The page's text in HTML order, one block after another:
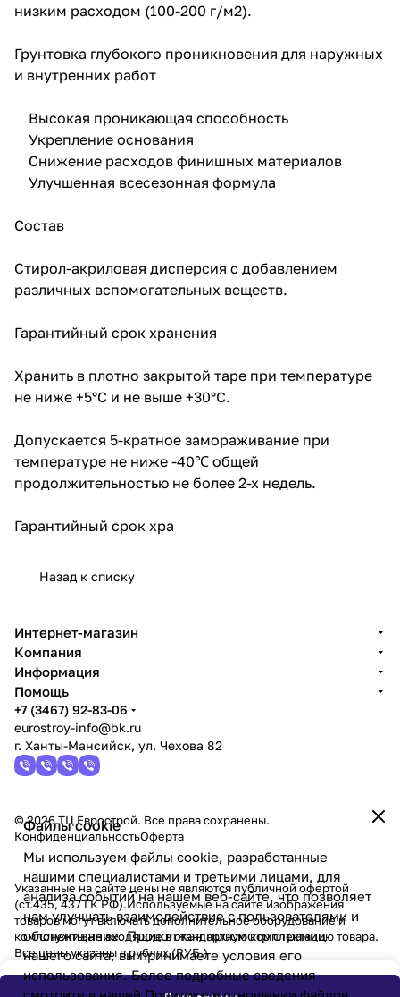
низким расходом (100-200 г/м2).
Грунтовка глубокого проникновения для наружных
и внутренних работ
Высокая проникающая способность
Укрепление основания
Снижение расходов финишных материалов
Улучшенная всесезонная формула
Состав
Стирол-акриловая дисперсия с добавлением
различных вспомогательных веществ.
Гарантийный срок хранения
Хранить в плотно закрытой таре при температуре
не ниже +5°С и не выше +30°С.
Допускается 5-кратное замораживание при
температуре не ниже -40℃ общей
продолжительностью не более 2-х недель.
Гарантийный срок хра
Назад к списку
Файлы cookie
Мы используем файлы cookie, разработанные
нашими специалистами и третьими лицами, для
анализа событий на нашем веб-сайте, что позволяет
нам улучшать взаимодействие с пользователями и
обслуживание. Продолжая просмотр страниц
нашего сайта, вы принимаете условия его
использования. Более подробные сведения
Интернет-магазин
Компания
Информация
Помощь
+7 (3467) 92-83-06
eurostroy-info@bk.ru
г. Ханты-Мансийск, ул. Чехова 82
© 2026 ТЦ Еврострой. Все права сохранены.
КонфиденциальностьОферта
Указанные на сайте цены не являются публичной офертой
(ст.435, 437 ГК РФ).Используемые на сайте изображения
товаров могут включать дополнительное оборудование и
компоненты,не входящие в стандартную комплектацию товара.
Все цены указаны в рублях (PУБ.)